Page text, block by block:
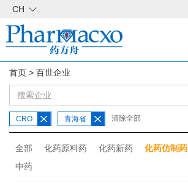
CH
首页 > 百世企业
CRO 青海省 清除全部
全部 化药原料药 化药新药 化药仿制药
中药